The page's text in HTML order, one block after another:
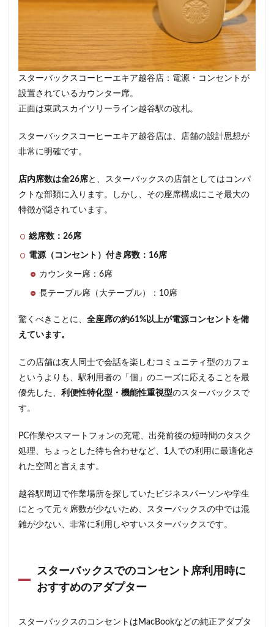
スターバックスコーヒーエキア越谷店：電源・コンセントが
設置されているカウンター席。
正面は東武スカイツリーライン越谷駅の改札。
スターバックスコーヒーエキア越谷店は、店舗の設計思想が
非常に明確です。
店内席数は全26席と、スターバックスの店舗としてはコンパ
クトな部類に入ります。しかし、その座席構成にこそ最大の
特徴が隠されています。
総席数：26席
電源（コンセント）付き席数：16席
カウンター席：6席
長テーブル席（大テーブル）：10席
驚くべきことに、 全座席の約61%以上が電源コンセントを備
えています。
この店舗は友人同士で会話を楽しむコミュニティ型のカフェ
というよりも、駅利用者の「個」のニーズに応えることを最
優先した、 利便性特化型・機能性重視型のスターバックスで
す。
PC作業やスマートフォンの充電、出発前後の短時間のタスク
処理、ちょっとした待ち合わせなど、1人での利用に最適化さ
れた空間と言えます。
越谷駅周辺で作業場所を探していたビジネスパーソンや学生
にとって元々席数が少ないため、スターバックスの中では混
雑が少ない、非常に利用しやすいスターバックスです。
スターバックスでのコンセント席利用時に
おすすめのアダプター
スターバックスのコンセントはMacBookなどの純正アダプタ
限定店舗 難波駅 雷門 電源
青山一丁目
青梅 青梅インター 青葉区 青葉台
順天堂医院 順天堂大学 飯田橋 館林
馬車道 駅ビル 駅直結 駅近
駅近カフェ 高円寺
高級住宅街 高輪ゲートウェイ 高輪ゲートウェイ駅
高辻 高速道路
鶴見 鶴見駅 鹿嶋市 麹町 麻布十番
麻布台 麻布台ヒルズ